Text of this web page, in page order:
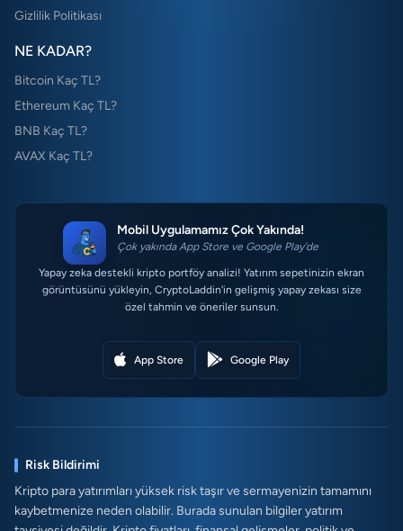
Gizlilik Politikası
NE KADAR?
Bitcoin Kaç TL?
Ethereum Kaç TL?
BNB Kaç TL?
AVAX Kaç TL?
Mobil Uygulamamız Çok Yakında!
Çok yakında App Store ve Google Play'de
Yapay zeka destekli kripto portföy analizi! Yatırım sepetinizin ekran
görüntüsünü yükleyin, CryptoLaddin'in gelişmiş yapay zekası size
özel tahmin ve öneriler sunsun.
App Store Google Play
Risk Bildirimi
Kripto para yatırımları yüksek risk taşır ve sermayenizin tamamını
kaybetmenize neden olabilir. Burada sunulan bilgiler yatırım